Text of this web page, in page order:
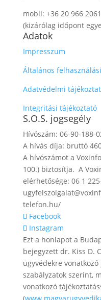
mobil: +36 20 966 2061
(kizárólag időpont
Adatok
Impresszum
Általános
Adatvédelmi
Integritási tájékoztató
S.O.S. jogsegély
Hívószám: 06-90-188-
A hívás díja: bruttó
A hívószámot a
100.) biztosítja. A
elérhetősége: 06 1
telefon.hu/
Facebook
Instagram
Ezt a honlapot a
bejegyzett dr. Kiss D.
ügyvédekre
szabályzatok szerint,
vonatkozó